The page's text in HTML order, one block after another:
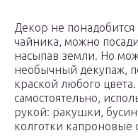
Декор не
чайника, можно
насыпав земли. Но
необычный декупаж,
краской любого
самостоятельно,
рукой: ракушки,
колготки капроновые